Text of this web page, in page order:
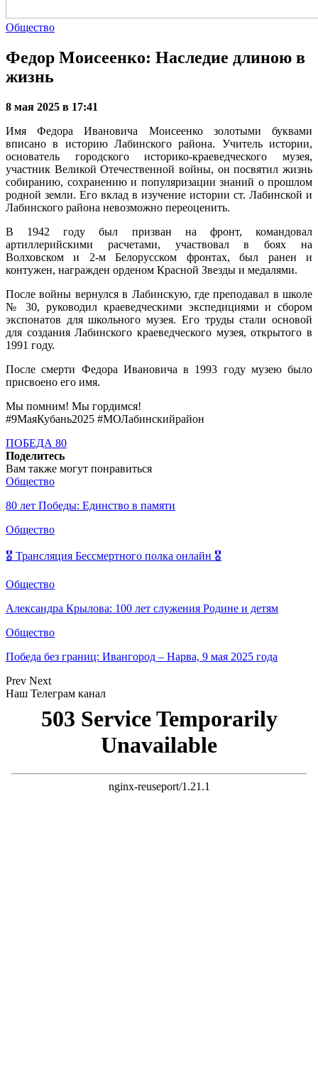
Общество
Федор Моисеенко: Наследие длиною в
жизнь
8 мая 2025 в 17:41
Имя Федора Ивановича Моисеенко золотыми буквами
вписано в историю Лабинского района. Учитель истории,
основатель городского историко-краеведческого музея,
участник Великой Отечественной войны, он посвятил жизнь
собиранию, сохранению и популяризации знаний о прошлом
родной земли. Его вклад в изучение истории ст. Лабинской и
Лабинского района невозможно переоценить.
В 1942 году был призван на фронт, командовал
артиллерийскими расчетами, участвовал в боях на
Волховском и 2-м Белорусском фронтах, был ранен и
контужен, награжден орденом Красной Звезды и медалями.
После войны вернулся в Лабинскую, где преподавал в школе
№ 30, руководил краеведческими экспедициями и сбором
экспонатов для школьного музея. Его труды стали основой
для создания Лабинского краеведческого музея, открытого в
1991 году.
После смерти Федора Ивановича в 1993 году музею было
присвоено его имя.
Мы помним! Мы гордимся!
#9МаяКубань2025 #МОЛабинскийрайон
ПОБЕДА 80
Поделитесь
Вам также могут понравиться
Общество
80 лет Победы: Единство в памяти
Общество
🎖 Трансляция Бессмертного полка онлайн 🎖
Общество
Александра Крылова: 100 лет служения Родине и детям
Общество
Победа без границ: Ивангород – Нарва, 9 мая 2025 года
Prev Next
Наш Телеграм канал